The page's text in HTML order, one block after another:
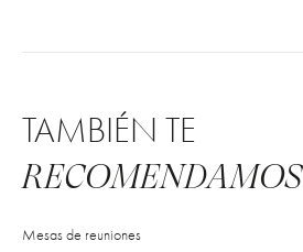
TAMBIÉN TE
RECOMENDAMOS
Mesas de reuniones